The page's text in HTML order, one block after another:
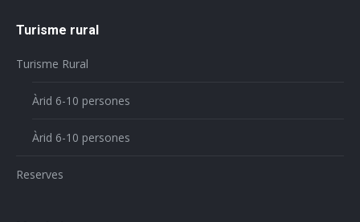
Turisme rural
Turisme Rural
Àrid 6-10 persones
Àrid 6-10 persones
Reserves